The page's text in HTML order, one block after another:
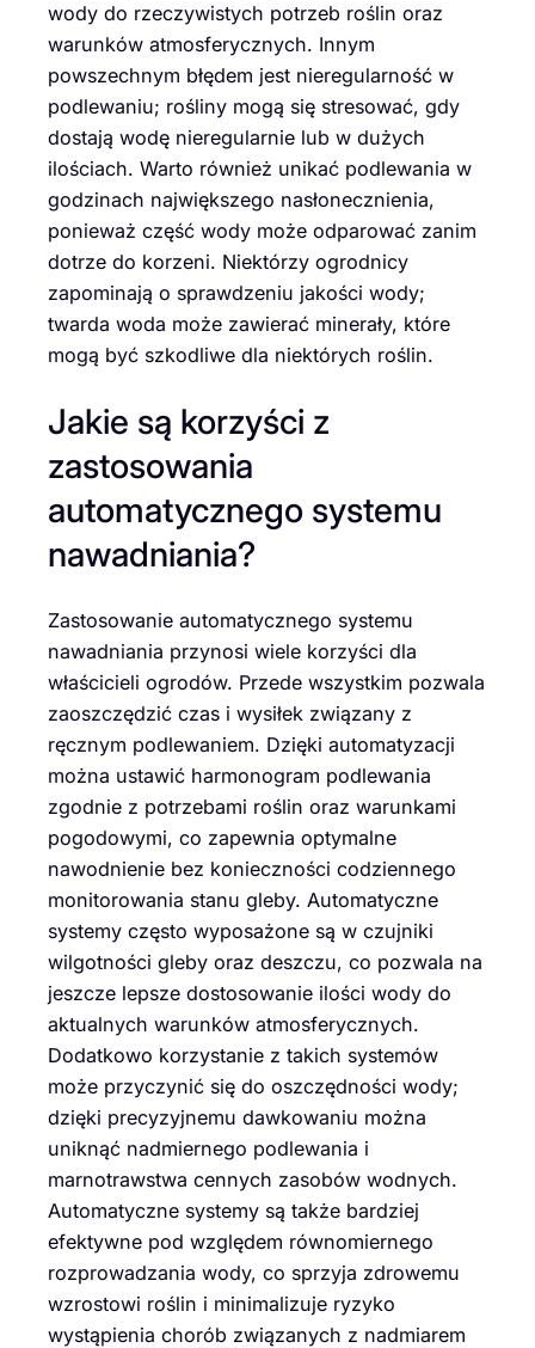
wody do rzeczywistych potrzeb roślin oraz
warunków atmosferycznych. Innym
powszechnym błędem jest nieregularność w
podlewaniu; rośliny mogą się stresować, gdy
dostają wodę nieregularnie lub w dużych
ilościach. Warto również unikać podlewania w
godzinach największego nasłonecznienia,
ponieważ część wody może odparować zanim
dotrze do korzeni. Niektórzy ogrodnicy
zapominają o sprawdzeniu jakości wody;
twarda woda może zawierać minerały, które
mogą być szkodliwe dla niektórych roślin.
Jakie są korzyści z
zastosowania
automatycznego systemu
nawadniania?
Zastosowanie automatycznego systemu
nawadniania przynosi wiele korzyści dla
właścicieli ogrodów. Przede wszystkim pozwala
zaoszczędzić czas i wysiłek związany z
ręcznym podlewaniem. Dzięki automatyzacji
można ustawić harmonogram podlewania
zgodnie z potrzebami roślin oraz warunkami
pogodowymi, co zapewnia optymalne
nawodnienie bez konieczności codziennego
monitorowania stanu gleby. Automatyczne
systemy często wyposażone są w czujniki
wilgotności gleby oraz deszczu, co pozwala na
jeszcze lepsze dostosowanie ilości wody do
aktualnych warunków atmosferycznych.
Dodatkowo korzystanie z takich systemów
może przyczynić się do oszczędności wody;
dzięki precyzyjnemu dawkowaniu można
uniknąć nadmiernego podlewania i
marnotrawstwa cennych zasobów wodnych.
Automatyczne systemy są także bardziej
efektywne pod względem równomiernego
rozprowadzania wody, co sprzyja zdrowemu
wzrostowi roślin i minimalizuje ryzyko
wystąpienia chorób związanych z nadmiarem